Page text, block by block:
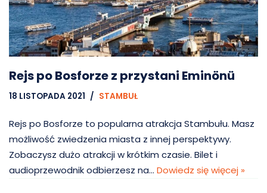
Rejs po Bosforze z przystani Eminönü
18 LISTOPADA 2021 STAMBUŁ
Rejs po Bosforze to popularna atrakcja Stambułu. Masz
możliwość zwiedzenia miasta z innej perspektywy.
Zobaczysz dużo atrakcji w krótkim czasie. Bilet i
audioprzewodnik odbierzesz na… Dowiedz się więcej »